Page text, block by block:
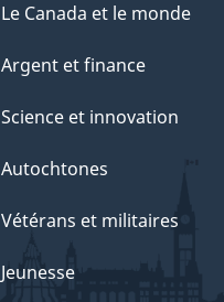
Le Canada et le monde
Argent et finance
Science et innovation
Autochtones
Vétérans et militaires
Jeunesse